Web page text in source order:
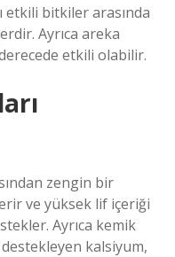
etkili bitkiler arasında
Ayrıca areka
etkili olabilir.
zengin bir
ve yüksek lif içeriği
Ayrıca kemik
kalsiyum,